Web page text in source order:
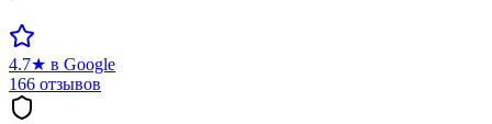
4.7★ в Google
166 отзывов